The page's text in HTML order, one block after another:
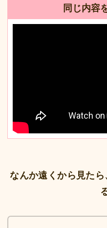
同じ内容
なんか遠くから見た